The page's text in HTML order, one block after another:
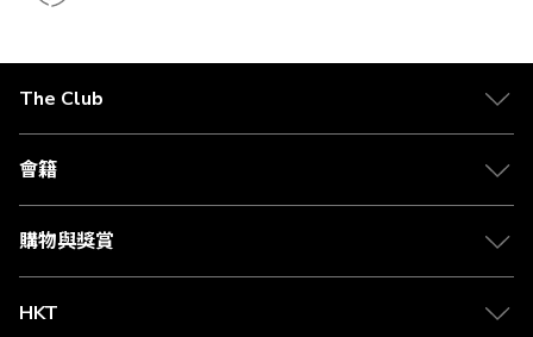
The Club
關於 The Club
合作夥伴
媒體中心
會籍
會籍及專屬禮遇
賺取積分
購物與獎賞
物流與配送
Club Shopping 商品領取站
HKT